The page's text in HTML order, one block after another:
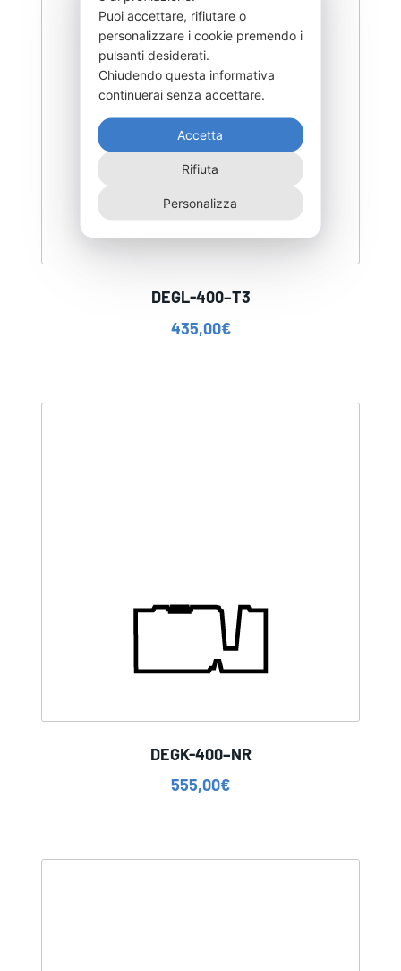
DEGL-400–T3
435,00€
DEGK-400–NR
555,00€
Puoi accettare, rifiutare o
personalizzare i cookie premendo i
pulsanti desiderati.
Chiudendo questa informativa
continuerai senza accettare.
Accetta
Rifiuta
Personalizza